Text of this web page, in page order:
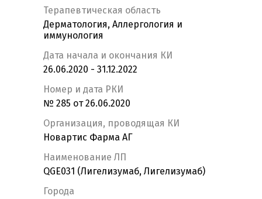
Терапевтическая область
Дерматология, Аллергология и
иммунология
Дата начала и окончания КИ
26.06.2020 - 31.12.2022
Номер и дата РКИ
№ 285 от 26.06.2020
Организация, проводящая КИ
Новартис Фарма АГ
Наименование ЛП
QGE031 (Лигелизумаб, Лигелизумаб)
Города